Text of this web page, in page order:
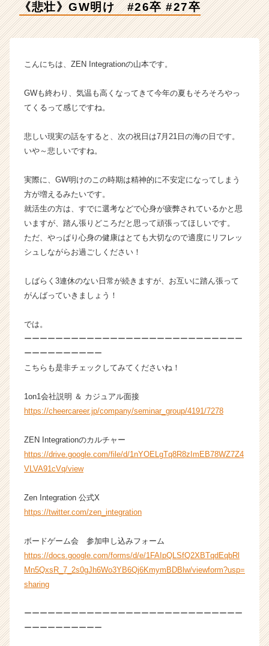
ム
ラ
ベ
チ
ャ
成
か
ら
ス
カ
ウ
が
く
就
ア
ャ
リ
（C
e
C
a
e
r）
《悲壮》GW明け #26卒 #27卒
こんにちは、ZEN Integrationの山本です。
GWも終わり、気温も高くなってきて今年の夏もそろそろやっ
てくるって感じですね。
悲しい現実の話をすると、次の祝日は7月21日の海の日です。
いや～悲しいですね。
実際に、GW明けのこの時期は精神的に不安定になってしまう
方が増えるみたいです。
就活生の方は、すでに選考などで心身が疲弊されているかと思
いますが、踏ん張りどころだと思って頑張ってほしいです。
ただ、やっぱり心身の健康はとても大切なので適度にリフレッ
シュしながらお過ごしください！
しばらく3連休のない日常が続きますが、お互いに踏ん張って
がんばっていきましょう！
では。
ーーーーーーーーーーーーーーーーーーーーーーーーーーーー
ーーーーーーーーーー
こちらも是非チェックしてみてくださいね！
1on1会社説明 ＆ カジュアル面接
https://cheercareer.jp/company/seminar_group/4191/7278
ZEN Integrationのカルチャー
https://drive.google.com/file/d/1nYOELgTq8R8zImEB78WZ7Z4
VLVA91cVq/view
Zen Integration 公式X
https://twitter.com/zen_integration
ボードゲーム会 参加申し込みフォーム
https://docs.google.com/forms/d/e/1FAIpQLSfQ2XBTqdEqbRl
Mn5QxsR_7_2s0gJh6Wo3YB6Qj6KmymBDBlw/viewform?usp=
sharing
ーーーーーーーーーーーーーーーーーーーーーーーーーーーー
ーーーーーーーーーー